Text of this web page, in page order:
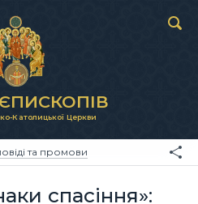
Католицької Церкви
та промови
спасіння»: